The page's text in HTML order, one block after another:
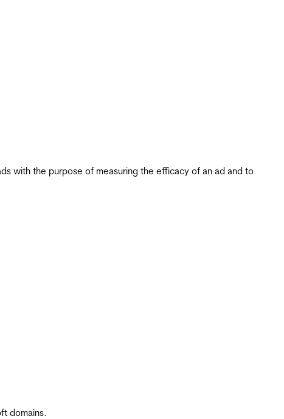
with the purpose of measuring the efficacy of an ad and to
domains.